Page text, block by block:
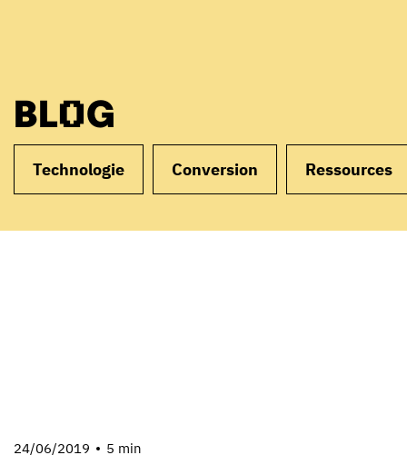
BLOG
Technologie Conversion Ressources
24/06/2019 5 min